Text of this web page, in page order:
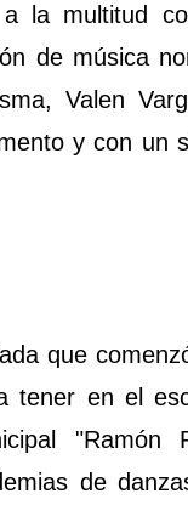
la multitud
de música
Valen
y con un
que
tener en el
"Ramón
de